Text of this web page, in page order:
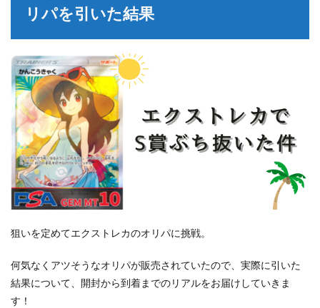
リパを引いた結果
狙いを定めてエクストレカのオリパに挑戦。
何気なくアツそうなオリパが販売されていたので、実際に引いた
結果について、開封から到着までのリアルをお届けしていきま
す！